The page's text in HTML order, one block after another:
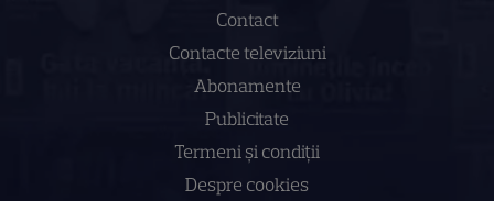
Contact
Contacte televiziuni
Abonamente
Publicitate
Termeni și condiții
Despre cookies